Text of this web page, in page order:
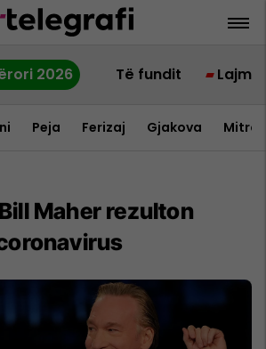
2026 Të fundit Lajme
Peja Ferizaj Gjakova
Maher rezulton